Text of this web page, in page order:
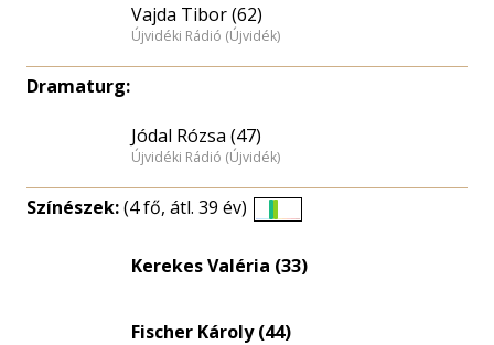
Vajda Tibor (62)
Újvidéki Rádió (Újvidék)
Dramaturg:
Jódal Rózsa (47)
Újvidéki Rádió (Újvidék)
Színészek:(4 fő, átl. 39 év)
eloszlás
Kerekes Valéria (33)
Fischer Károly (44)